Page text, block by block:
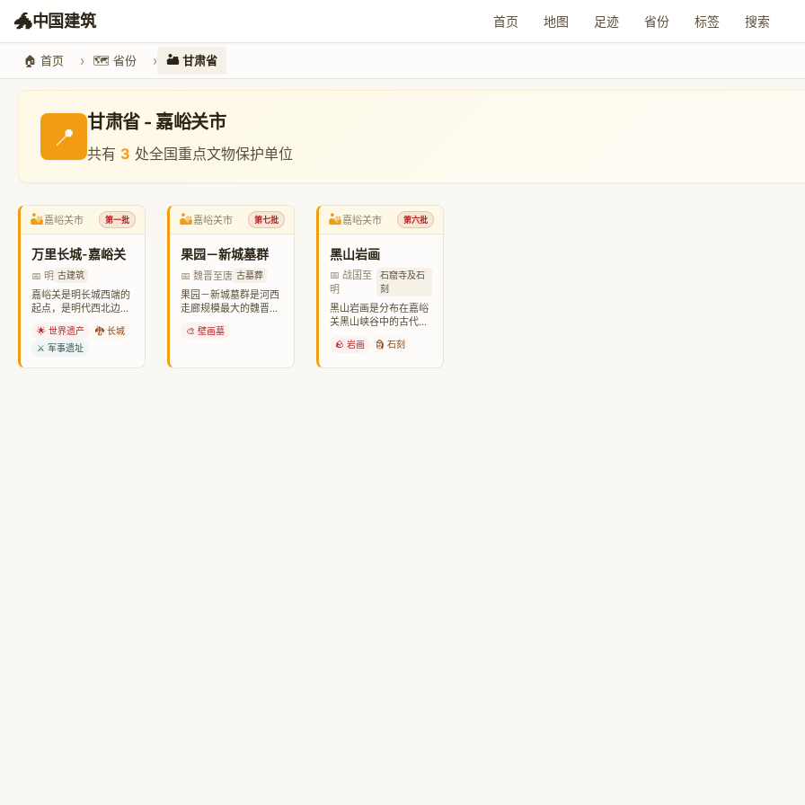
🐲中国建筑 首页 地图 足迹 省份 标签 搜索
🏠 首页 🗺️ 省份 🏜️ 甘肃省
📍
甘肃省 - 嘉峪关市
共有 3 处全国重点文物保护单位
🏜️嘉峪关市 第一批
万里长城-嘉峪关
📅 明 古建筑
嘉峪关是明长城西端的
起点，是明代西北边防
“天下第一雄关”之称。
🌟 世界遗产
🐉 长城
⚔️ 军事遗址
🏜️嘉峪关市 第七批
果园－新城墓群
📅 魏晋至唐 古墓葬
果园－新城墓群是河西
走廊规模最大的魏晋至
大量画像砖和壁画。
🎨 壁画墓
🏜️嘉峪关市 第六批
黑山岩画
📅 战国至
明
石窟寺及石
刻
黑山岩画是分布在嘉峪
关黑山峡谷中的古代游
猎、畜牧、舞蹈等为
🪨 岩画 🗿 石刻